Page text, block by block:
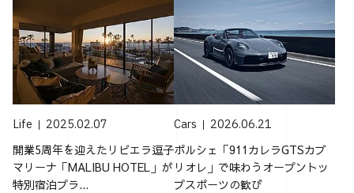
Life 2025.02.07
開業5周年を迎えたリビエラ逗子
マリーナ「MALIBU HOTEL」が
特別宿泊プラ...
Cars 2026.06.21
ポルシェ「911カレラGTSカブ
リオレ」で味わうオープントッ
プスポーツの歓び